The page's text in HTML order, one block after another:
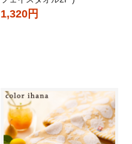
1,320円